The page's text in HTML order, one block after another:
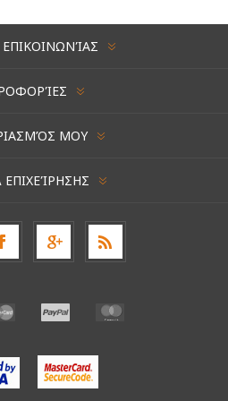
ΕΠΙΚΟΙΝΩΝΊΑΣ
ΜΟΥ